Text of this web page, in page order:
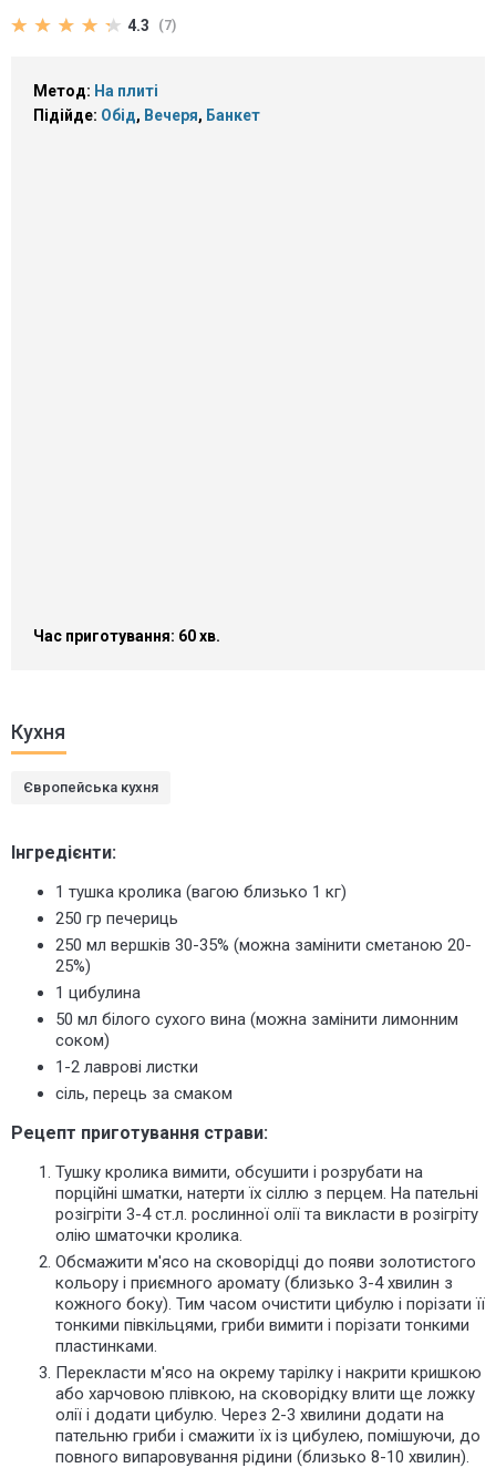
4.3 (7)
Метод: На плиті
Підійде: Обід, Вечеря, Банкет
Час приготування: 60 хв.
Кухня
Європейська кухня
Інгредієнти:
1 тушка кролика (вагою близько 1 кг)
250 гр печериць
250 мл вершків 30-35% (можна замінити сметаною 20-
25%)
1 цибулина
50 мл білого сухого вина (можна замінити лимонним
соком)
1-2 лаврові листки
сіль, перець за смаком
Рецепт приготування страви:
Тушку кролика вимити, обсушити і розрубати на
порційні шматки, натерти їх сіллю з перцем. На пательні
розігріти 3-4 ст.л. рослинної олії та викласти в розігріту
олію шматочки кролика.
Обсмажити м'ясо на сковорідці до появи золотистого
кольору і приємного аромату (близько 3-4 хвилин з
кожного боку). Тим часом очистити цибулю і порізати її
тонкими півкільцями, гриби вимити і порізати тонкими
пластинками.
Перекласти м'ясо на окрему тарілку і накрити кришкою
або харчовою плівкою, на сковорідку влити ще ложку
олії і додати цибулю. Через 2-3 хвилини додати на
пательню гриби і смажити їх із цибулею, помішуючи, до
повного випаровування рідини (близько 8-10 хвилин).